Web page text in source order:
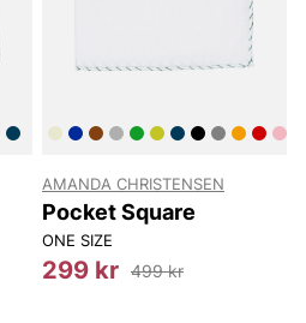
AMANDA CHRISTENSEN
Pocket Square
ONE SIZE
299 kr 499 kr